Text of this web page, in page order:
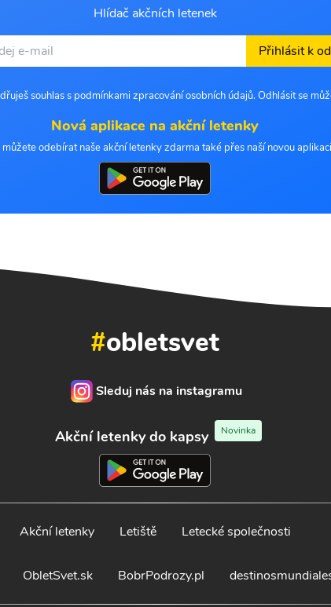
Hlídač akčních letenek
Přihlásit k
souhlas s podmínkami zpracování osobních údajů. Odhlásit se
Nová aplikace na akční letenky
můžete odebírat naše akční letenky zdarma také přes naší novou
#obletsvet
Sleduj nás na instagramu
Akční letenky do kapsy Novinka
Akční letenky Letiště Letecké společnosti
ObletSvet.sk BobrPodrozy.pl